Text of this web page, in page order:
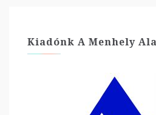
Kiadónk A Menhely